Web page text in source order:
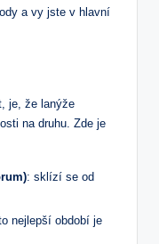
a vy jste v hlavní
je, že lanýže
na druhu. Zde je
: sklízí se od
nejlepší období je